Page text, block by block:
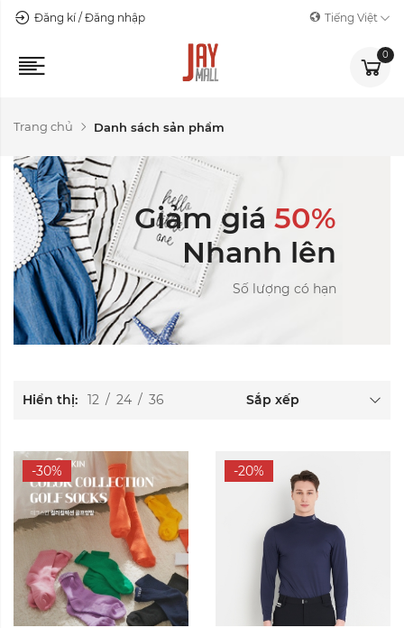
Đăng kí / Đăng nhập Tiếng Việt
0
Trang chủ Danh sách sản phẩm
Giảm giá 50%
Nhanh lên
Số lượng có hạn
Hiển thị: 12 / 24 / 36 Sắp xếp
-30% -20%